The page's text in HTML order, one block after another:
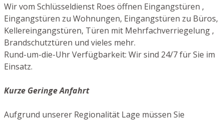
Wir vom Schlüsseldienst Roes öffnen Eingangstüren ,
Eingangstüren zu Wohnungen, Eingangstüren zu Büros,
Kellereingangstüren, Türen mit Mehrfachverriegelung ,
Brandschutztüren und vieles mehr.
Rund-um-die-Uhr Verfügbarkeit: Wir sind 24/7 für Sie im
Einsatz.
Kurze Geringe Anfahrt
Aufgrund unserer Regionalität Lage müssen Sie